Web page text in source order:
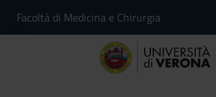
Facoltà di Medicina e Chirurgia